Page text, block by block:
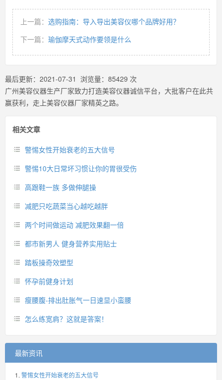
上一篇： 选购指南：导入导出美容仪哪个品牌好用？
下一篇： 瑜伽摩天式动作要领是什么
最后更新： 2021-07-31 浏览量： 85429 次
广州美容仪器生产厂家致力打造美容仪器诚信平台，大批客户在此共
赢获利，走上美容仪器厂家精英之路。
相关文章
警惕女性开始衰老的五大信号
警惕10大日常坏习惯让你的胃很受伤
高跟鞋一族 多做伸腿操
减肥只吃蔬菜当心越吃越胖
两个时间做运动 减肥效果翻一倍
都市新男人 健身营养实用贴士
踏板操奇效塑型
怀孕前健身计划
瘦腰腹-排出肚胀气一日速显小蛮腰
怎么练宽肩？这就是答案！
最新资讯
警惕女性开始衰老的五大信号